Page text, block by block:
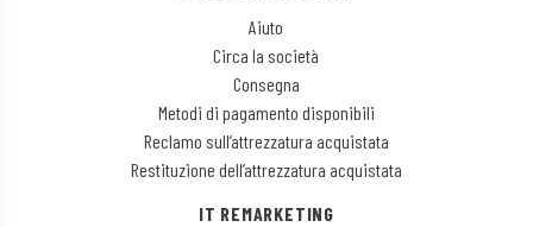
Aiuto
Circa la società
Consegna
Metodi di pagamento disponibili
Reclamo sull’attrezzatura acquistata
Restituzione dell’attrezzatura acquistata
IT REMARKETING